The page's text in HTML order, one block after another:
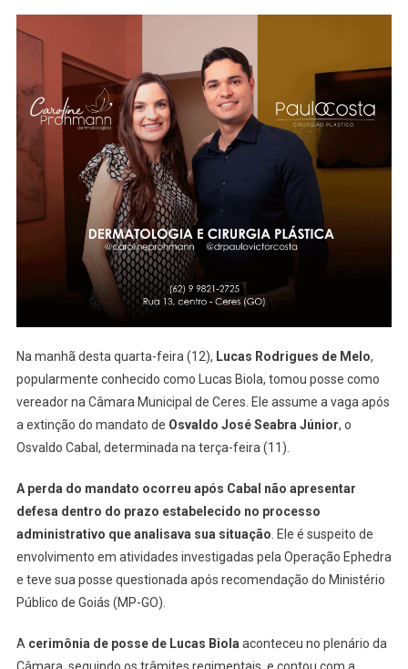
Biola
Como
Vereador
Na
Câmara
De
Ceres
Após
Extinção
Do
Mandato
De
Osvaldo
Cabal
Na manhã desta quarta-feira (12), Lucas Rodrigues de Melo,
popularmente conhecido como Lucas Biola, tomou posse como
vereador na Câmara Municipal de Ceres. Ele assume a vaga após
a extinção do mandato de Osvaldo José Seabra Júnior, o
Osvaldo Cabal, determinada na terça-feira (11).
A perda do mandato ocorreu após Cabal não apresentar
defesa dentro do prazo estabelecido no processo
administrativo que analisava sua situação. Ele é suspeito de
envolvimento em atividades investigadas pela Operação Ephedra
e teve sua posse questionada após recomendação do Ministério
Público de Goiás (MP-GO).
A cerimônia de posse de Lucas Biolaaconteceu no plenário da